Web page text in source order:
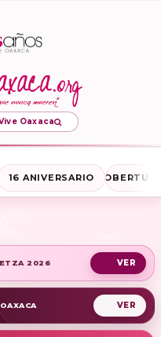
Oaxaca
16 ANIVERSARIO
2026